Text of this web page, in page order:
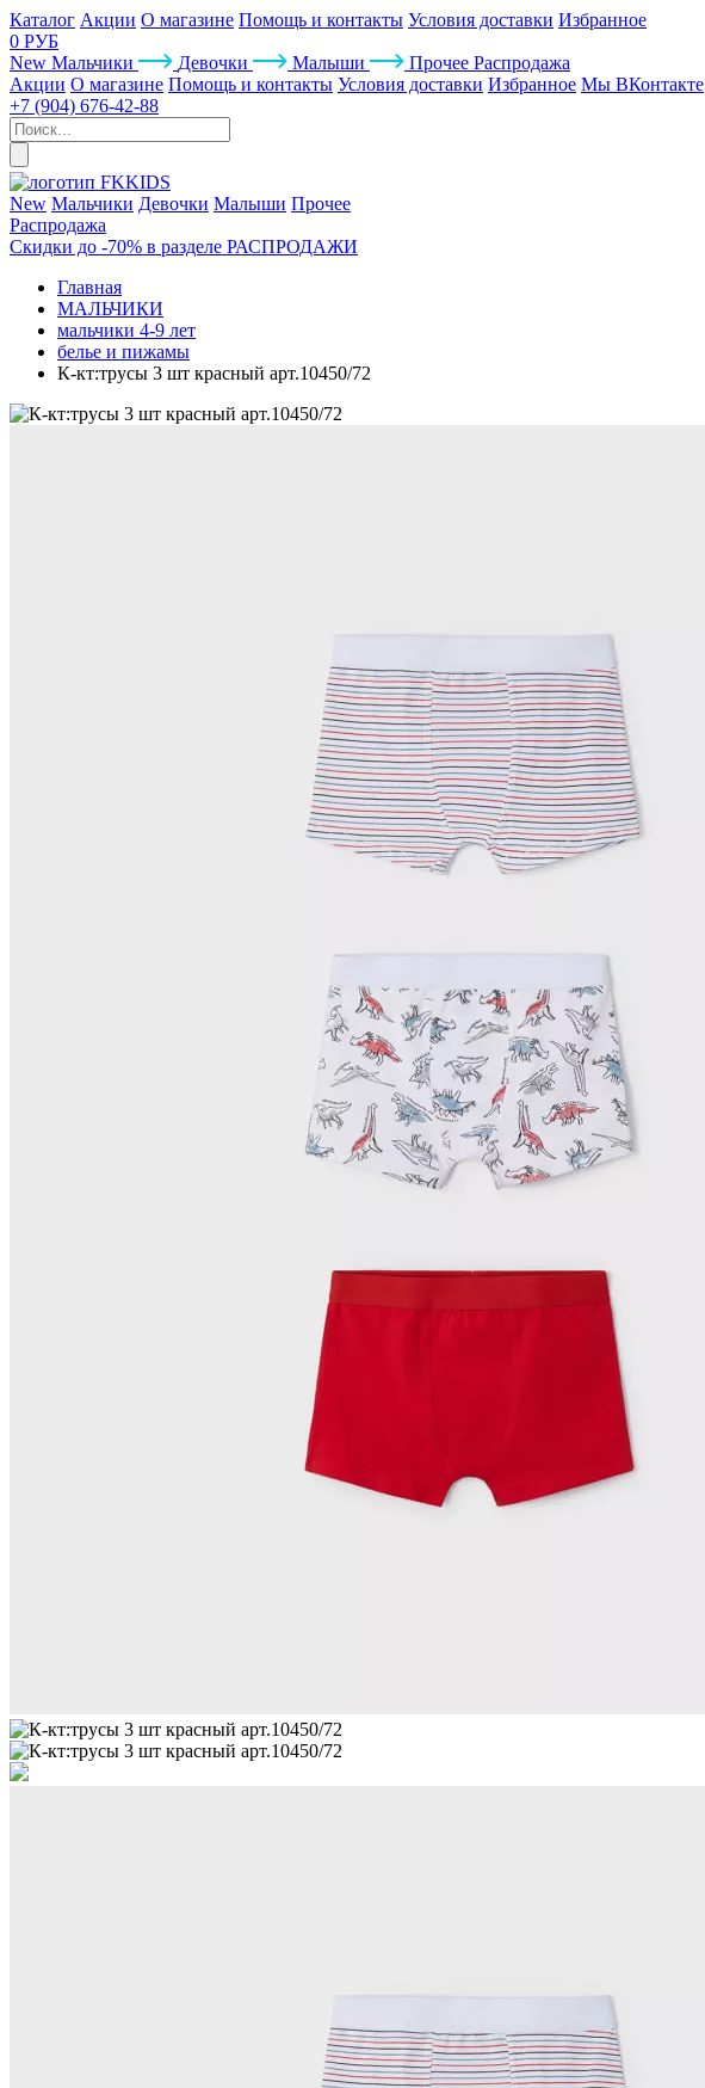
Каталог Акции О магазине Помощь и контакты Условия доставки Избранное
0 РУБ
New Мальчики Девочки Малыши Прочее Распродажа
Акции О магазине Помощь и контакты Условия доставки Избранное Мы ВКонтакте
+7 (904) 676-42-88
New Мальчики Девочки Малыши Прочее
Распродажа
Скидки до -70% в разделе РАСПРОДАЖИ
Главная
МАЛЬЧИКИ
мальчики 4-9 лет
белье и пижамы
К-кт:трусы 3 шт красный арт.10450/72